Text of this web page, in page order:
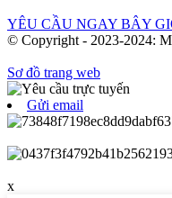
YÊU CẦU NGAY BÂY
© Copyright - 2023-2024:
Sơ đồ trang web
Gửi email
x